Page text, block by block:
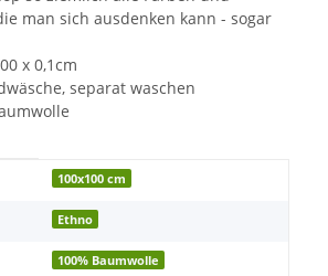
man sich ausdenken kann - sogar
x 0,1cm
separat waschen
100x100 cm
Ethno
100% Baumwolle